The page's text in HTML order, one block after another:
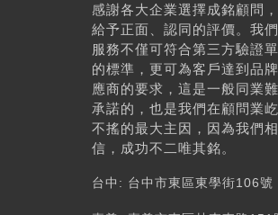
感謝各大企業選擇成銘顧問
給予正面、認同的評價。我
服務不僅可符合第三方驗證
的標準，更可為客戶達到品
應商的要求，這是一般同業
承諾的，也是我們在顧問業
不搖的最大主因，因為我們相
信，成功不二唯其銘。
台中: 台中市東區東學街106號​